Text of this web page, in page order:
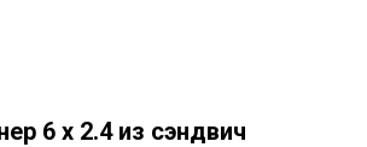
6 х 2.4 из сэндвич